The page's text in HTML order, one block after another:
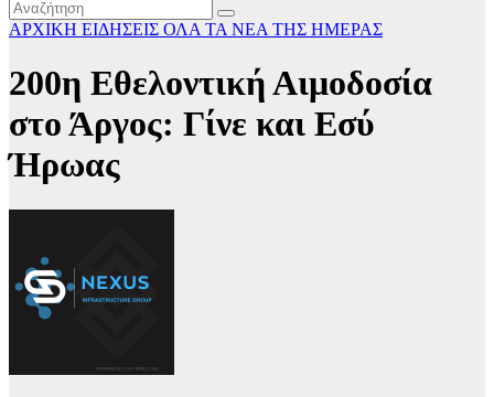
ΑΡΧΙΚΗ ΕΙΔΗΣΕΙΣ ΟΛΑ ΤΑ ΝΕΑ ΤΗΣ ΗΜΕΡΑΣ
200η Εθελοντική Αιμοδοσία
στο Άργος: Γίνε και Εσύ
Ήρωας